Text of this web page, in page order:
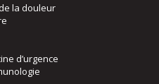
la douleur
d’urgence